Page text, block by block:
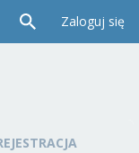
Zaloguj się